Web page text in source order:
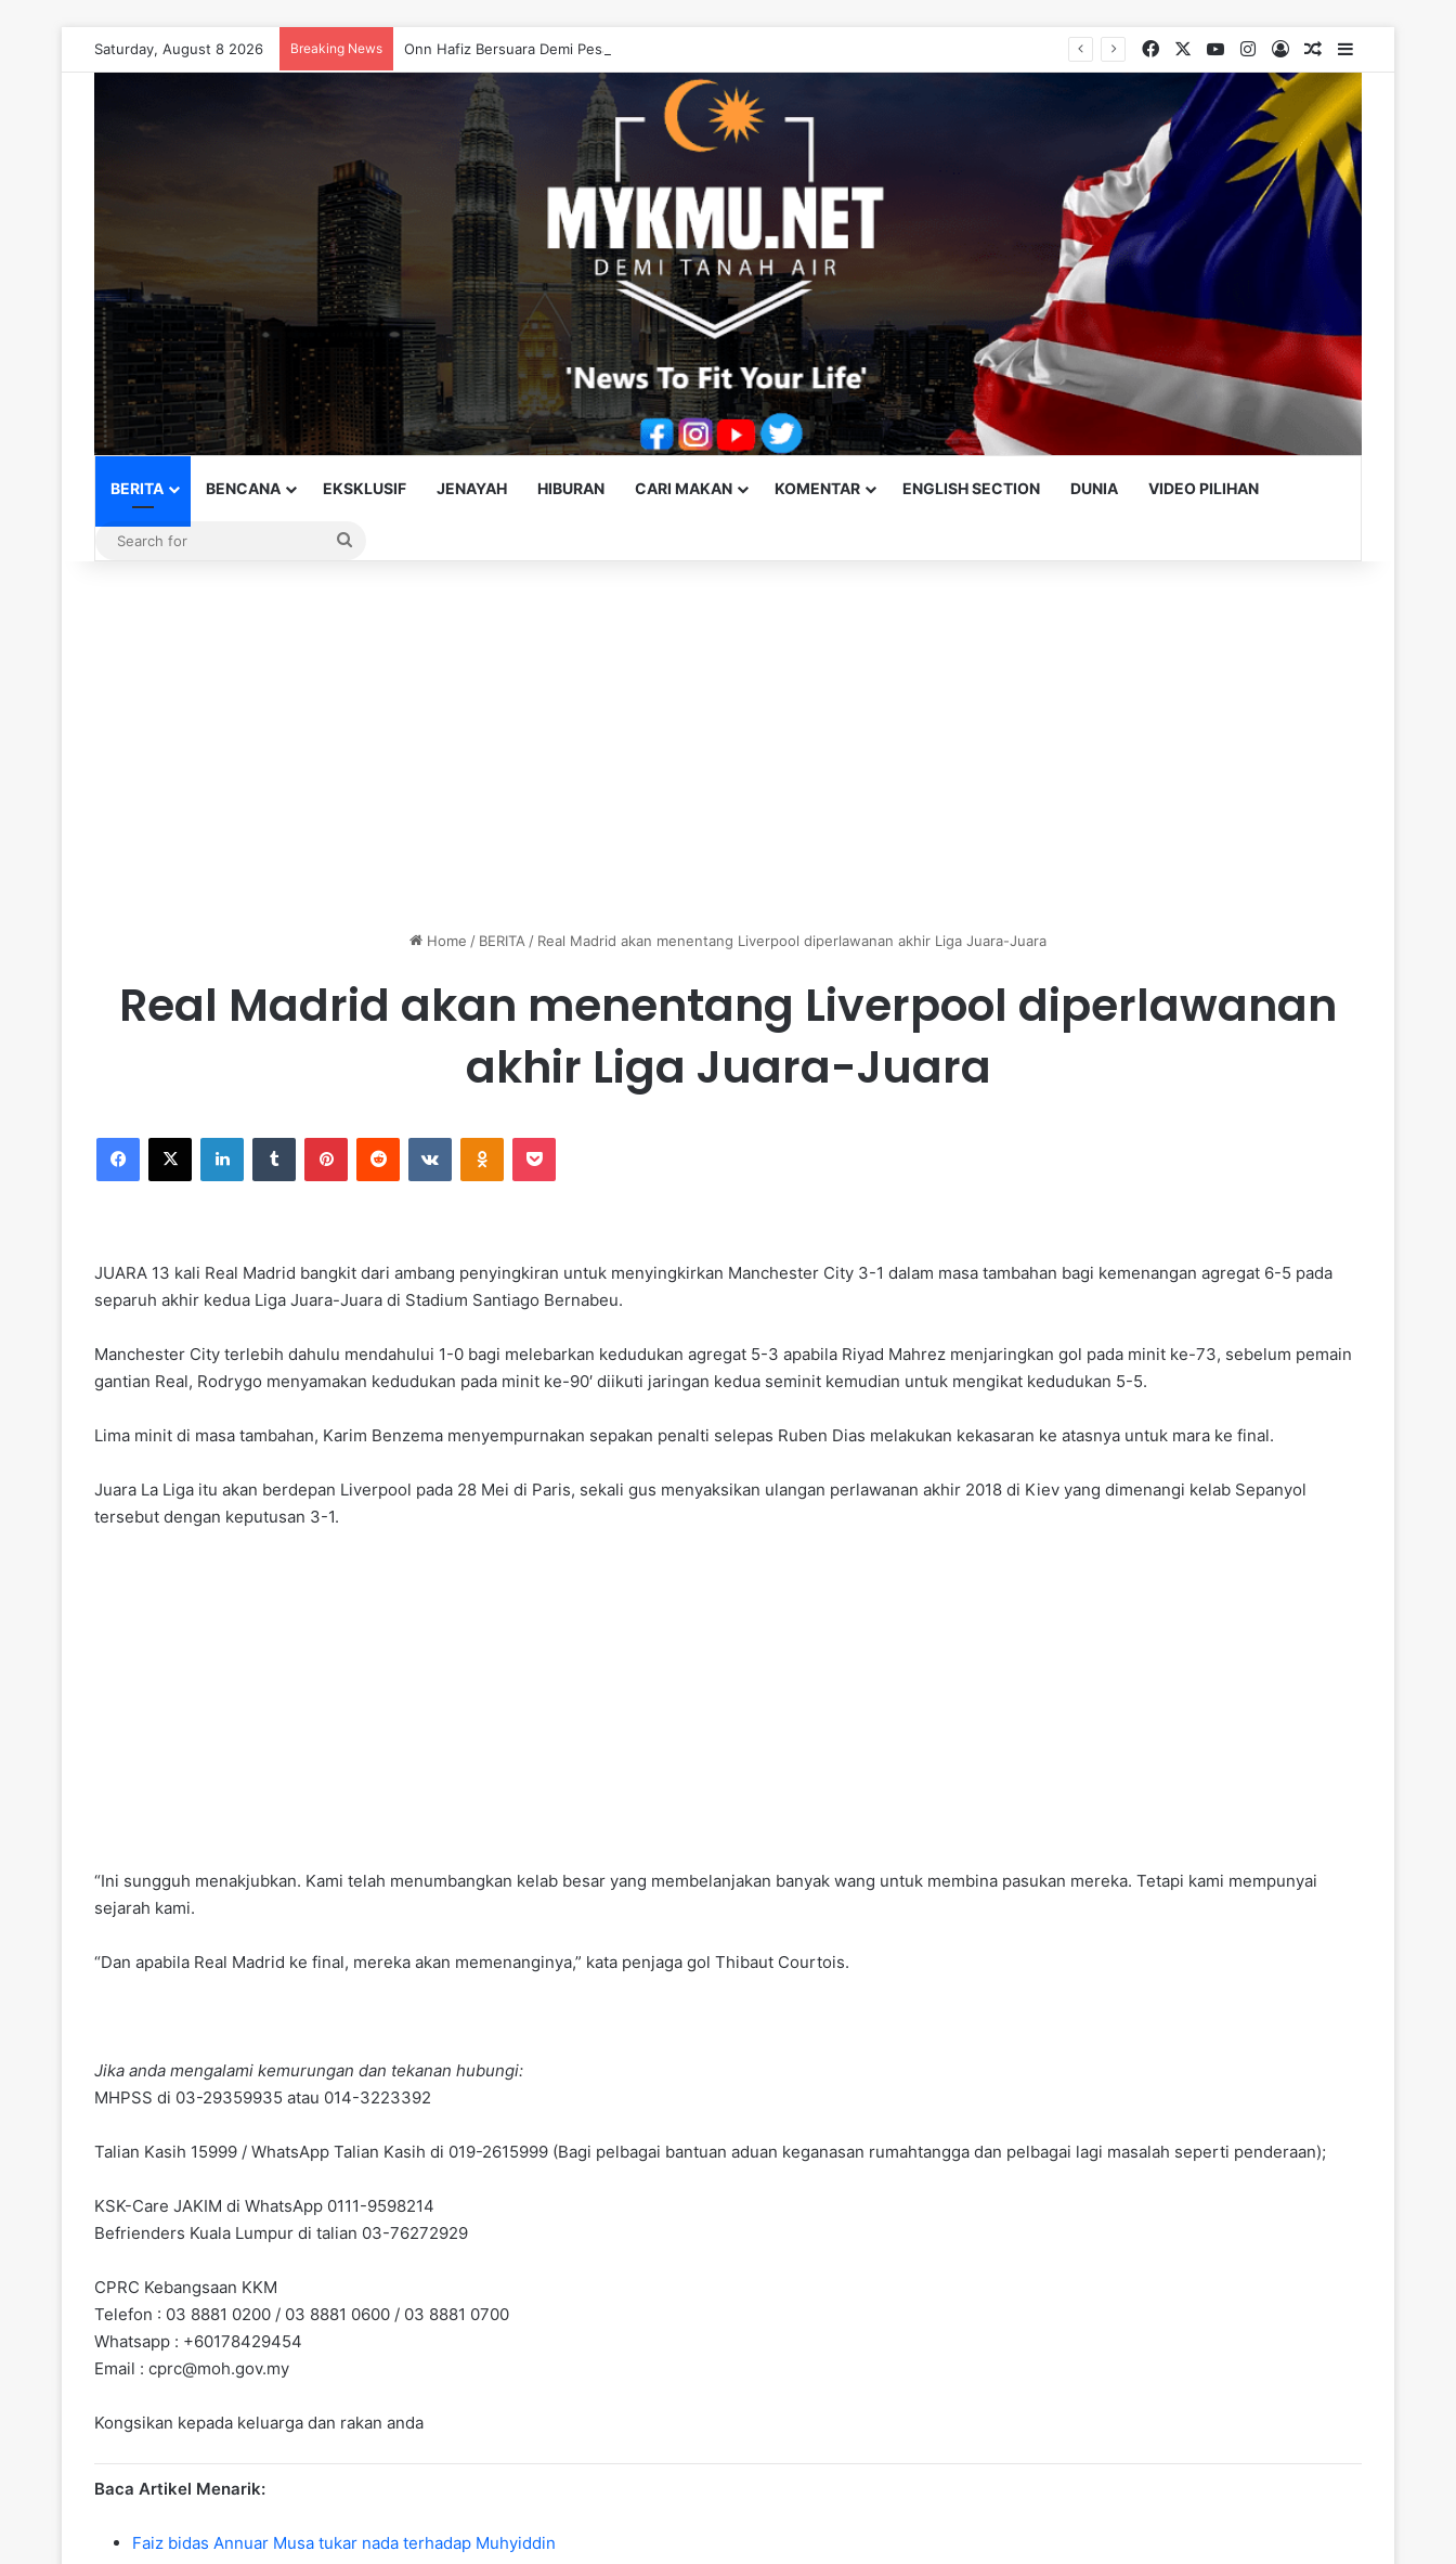
Saturday, August 8 2026 Breaking News Onn Hafiz Bersuara Demi Pesakit, Jangan Diputarbelitkan – Hasrunizah Facebook YouTubeInstagram
Log InRandom Article
BERITA BENCANA EKSKLUSIF JENAYAH HIBURAN CARI MAKAN KOMENTAR ENGLISH SECTION DUNIA VIDEO PILIHAN
Home / BERITA / Real Madrid akan menentang Liverpool diperlawanan akhir Liga Juara-Juara
Real Madrid akan menentang Liverpool diperlawanan
akhir Liga Juara-Juara
JUARA 13 kali Real Madrid bangkit dari ambang penyingkiran untuk menyingkirkan Manchester City 3-1 dalam masa tambahan bagi kemenangan agregat 6-5 pada
separuh akhir kedua Liga Juara-Juara di Stadium Santiago Bernabeu.
Manchester City terlebih dahulu mendahului 1-0 bagi melebarkan kedudukan agregat 5-3 apabila Riyad Mahrez menjaringkan gol pada minit ke-73, sebelum pemain
gantian Real, Rodrygo menyamakan kedudukan pada minit ke-90′ diikuti jaringan kedua seminit kemudian untuk mengikat kedudukan 5-5.
Lima minit di masa tambahan, Karim Benzema menyempurnakan sepakan penalti selepas Ruben Dias melakukan kekasaran ke atasnya untuk mara ke final.
Juara La Liga itu akan berdepan Liverpool pada 28 Mei di Paris, sekali gus menyaksikan ulangan perlawanan akhir 2018 di Kiev yang dimenangi kelab Sepanyol
tersebut dengan keputusan 3-1.
“Ini sungguh menakjubkan. Kami telah menumbangkan kelab besar yang membelanjakan banyak wang untuk membina pasukan mereka. Tetapi kami mempunyai
sejarah kami.
“Dan apabila Real Madrid ke final, mereka akan memenanginya,” kata penjaga gol Thibaut Courtois.
Jika anda mengalami kemurungan dan tekanan hubungi:
MHPSS di 03-29359935 atau 014-3223392
Talian Kasih 15999 / WhatsApp Talian Kasih di 019-2615999 (Bagi pelbagai bantuan aduan keganasan rumahtangga dan pelbagai lagi masalah seperti penderaan);
KSK-Care JAKIM di WhatsApp 0111-9598214
Befrienders Kuala Lumpur di talian 03-76272929
CPRC Kebangsaan KKM
Telefon : 03 8881 0200 / 03 8881 0600 / 03 8881 0700
Whatsapp : +60178429454
Email : cprc@moh.gov.my
Kongsikan kepada keluarga dan rakan anda
Baca Artikel Menarik:
Faiz bidas Annuar Musa tukar nada terhadap Muhyiddin